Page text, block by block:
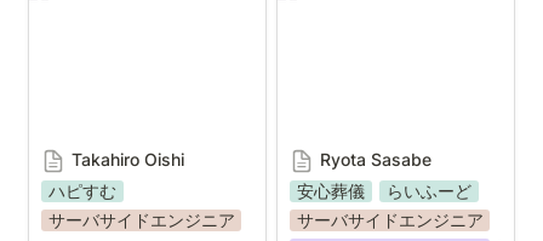
Takahiro Oishi
ハピすむ
サーバサイドエンジニア
Ryota Sasabe
安心葬儀
らいふーど
サーバサイドエンジニア